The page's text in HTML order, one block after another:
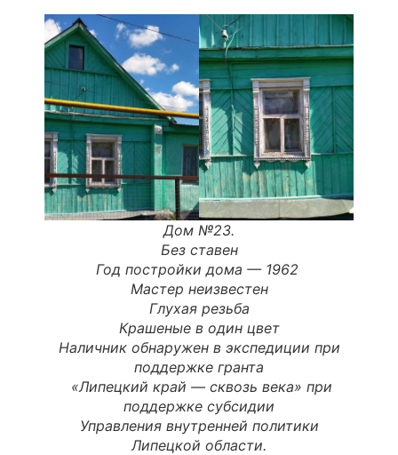
Дом №23.
Без ставен
Год постройки дома — 1962
Мастер неизвестен
Глухая резьба
Крашеные в один цвет
Наличник обнаружен в экспедиции при
поддержке гранта
«Липецкий край — сквозь века» при
поддержке субсидии
Управления внутренней политики
Липецкой области.